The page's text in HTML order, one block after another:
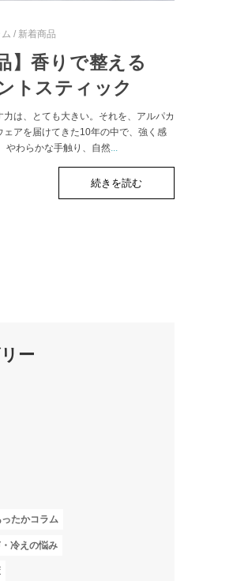
/ 新着商品
】香りで整える
トスティック
力は、とても大きい。それを、アルパカ
ェアを届けてきた10年の中で、強く感
やわらかな手触り、自然...
続きを読む
ー
たかコラム
冷えの悩み